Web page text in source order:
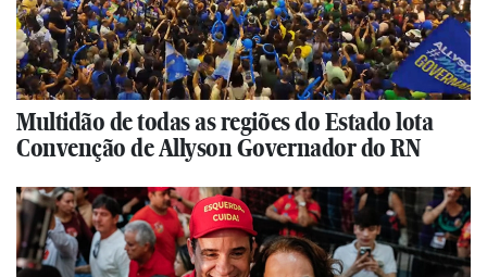
Multidão de todas as regiões do Estado lota
Convenção de Allyson Governador do RN